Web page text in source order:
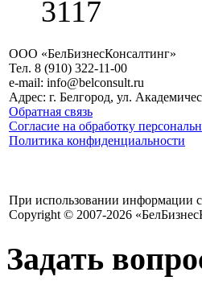
3117
ООО «БелБизнесКонсалтинг»
Тел. 8 (910) 322-11-00
e-mail: info@belconsult.ru
Адрес: г. Белгород, ул.
Обратная связь
Согласие на обработку
Политика конфиденциальности
При использовании информации с
Copyright © 2007-2026
Задать